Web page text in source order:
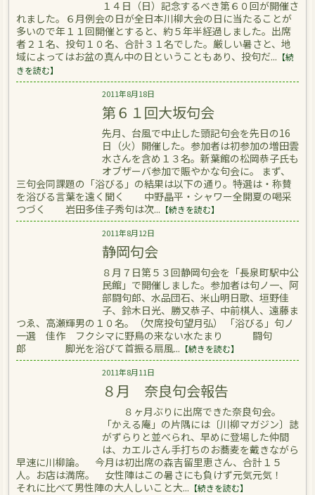
１４日（日）記念するべき第６０回が開催さ
れました。６月例会の日が全日本川柳大会の日に当たることが
多いので年１１回開催とすると、約５年半経過しました。出席
者２１名、投句１０名、合計３１名でした。厳しい暑さと、地
域によってはお盆の真ん中の日ということもあり、投句だ... 【続
きを読む】
2011年8月18日
第６１回大坂句会
先月、台風で中止した頭記句会を先日の16
日（火）開催した。参加者は初参加の増田雲
水さんを含め１３名。新葉館の松岡恭子氏も
オブザーバ参加で賑やかな句会に。 まず、
三句会同課題の「浴びる」の結果は以下の通り。特選は・称賛
を浴びる言葉を遠く聞く 中野晶平・シャワー全開夏の喝采
つづく 岩田多佳子秀句は次... 【続きを読む】
2011年8月12日
静岡句会
８月７日第５３回静岡句会を「長泉町駅中公
民館」で開催しました。参加者は句ノ一、阿
部闘句郎、水品団石、米山明日歌、垣野佳
子、鈴木日光、勝又恭子、中前棋人、遠藤ま
つゑ、高瀬輝男の１０名。（欠席投句望月弘） 「浴びる」句ノ
一選 佳作 フクシマに野鳥の来ない水たまり 闘句
郎 脚光を浴びて首振る扇風... 【続きを読む】
2011年8月11日
８月 奈良句会報告
８ヶ月ぶりに出席できた奈良句会。
「かえる庵」の片隅には〔川柳マガジン〕誌
がずらりと並べられ、早めに登場した仲間
は、カエルさん手打ちのお蕎麦を戴きながら
早速に川柳論。 今月は初出席の森吉留里恵さん、合計１５
人。お店は満席。 女性陣はこの暑さにも負けず元気元気！
それに比べて男性陣の大人しいこと大... 【続きを読む】